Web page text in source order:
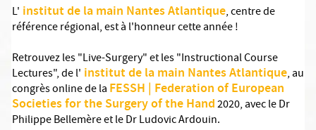
L' institut de la main Nantes Atlantique, centre de
référence régional, est à l'honneur cette année !
Retrouvez les "Live-Surgery" et les "Instructional Course
Lectures", de l' institut de la main Nantes Atlantique, au
congrès online de la FESSH | Federation of European
Societies for the Surgery of the Hand2020, avec le Dr
Philippe Bellemère et le Dr Ludovic Ardouin.